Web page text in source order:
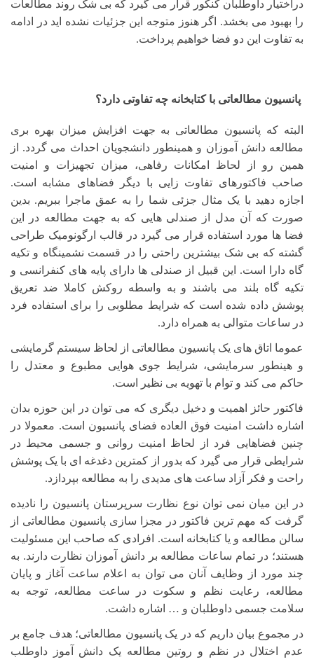
دراختیار داوطلبان کنکور قرار می گیرد که بی شک روند مطالعات
را بهبود می بخشد. اگر هنوز متوجه این جزئیات نشده اید در ادامه
به تفاوت این دو فضا خواهیم پرداخت.
پانسیون مطالعاتی با کتابخانه چه تفاوتی دارد؟
البته که پانسیون مطالعاتی به جهت افزایش میزان بهره بری
مطالعه دانش آموزان و همینطور دانشجویان احداث می گردد. از
همین رو از لحاظ امکانات رفاهی، میزان تجهیزات و امنیت
صاحب فاکتورهای تفاوت زایی با دیگر فضاهای مشابه است.
اجازه دهید با یک مثال جزئی شما را به عمق ماجرا ببریم. بدین
صورت که آن مدل از صندلی هایی که به جهت مطالعه در این
فضا ها مورد استفاده قرار می گیرد در قالب ارگونومیک طراحی
گشته که بی شک بیشترین راحتی را در قسمت نشمینگاه و تکیه
گاه دارا است. این قبیل از صندلی ها دارای پایه های کنفرانسی و
تکیه گاه بلند می باشند و به واسطه روکش کاملا ضد تعریق
پوشش داده شده است که شرایط مطلوبی را برای استفاده فرد
در ساعات متوالی به همراه دارد.
عموما اتاق های یک پانسیون مطالعاتی از لحاظ سیستم گرمایشی
و هینطور سرمایشی، شرایط جوی هوایی مطبوع و معتدل را
حاکم می کند و توام با تهویه بی نظیر است.
فاکتور حائز اهمیت و دخیل دیگری که می توان در این حوزه بدان
اشاره داشت امنیت فوق العاده فضای پانسیون است. معمولا در
چنین فضاهایی فرد از لحاظ امنیت روانی و جسمی محیط در
شرایطی قرار می گیرد که بدور از کمترین دغدغه ای با یک پوشش
راحت و فکر آزاد ساعت های مدیدی را به مطالعه بپردازد.
در این میان نمی توان نوع نظارت سرپرستان پانسیون را نادیده
گرفت که مهم ترین فاکتور در مجزا سازی پانسیون مطالعاتی از
سالن مطالعه و یا کتابخانه است. افرادی که صاحب این مسئولیت
هستند؛ در تمام ساعات مطالعه بر دانش آموزان نظارت دارند. به
چند مورد از وظایف آنان می توان به اعلام ساعت آغاز و پایان
مطالعه، رعایت نظم و سکوت در ساعت مطالعه، توجه به
سلامت جسمی داوطلبان و … اشاره داشت.
در مجموع بیان داریم که در یک پانسیون مطالعاتی؛ هدف جامع بر
عدم اختلال در نظم و روتین مطالعه یک دانش آموز داوطلب